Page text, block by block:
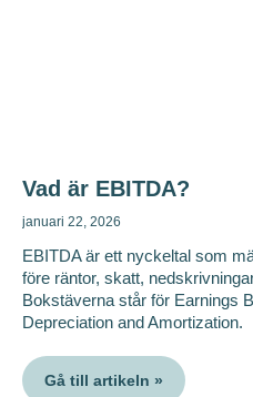
Vad är EBITDA?
januari 22, 2026
EBITDA är ett nyckeltal som
före räntor, skatt,
Bokstäverna står för Earnings
Depreciation and Amortization.
Gå till artikeln »